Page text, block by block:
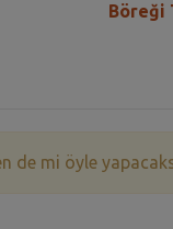
Böreği
de mi öyle